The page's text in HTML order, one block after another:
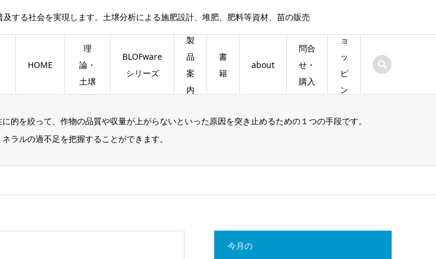
する社会を実現します。土壌分析による施肥設計、堆肥、肥料等資材、苗の販売
HOME
理
論・
土壌
分析
BLOFware
シリーズ
製
品
案
内
書
籍
about
問合
せ・
購入
ョ
ッ
ピ
ン
的を絞って、作物の品質や収量が上がらないといった原因を突き止めるための１つの手段です。
ラルの過不足を把握することができます。
今月の